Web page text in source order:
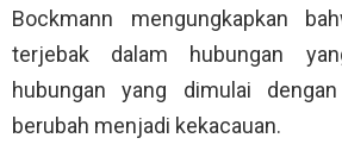
Bockmann mengungkapkan
terjebak dalam hubungan
hubungan yang dimulai
berubah menjadi kekacauan.